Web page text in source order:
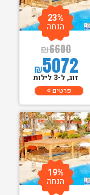
₪6600
₪5072
23%
הנחה
זוג, ל-3 לילות
פרטים
19%
הנחה